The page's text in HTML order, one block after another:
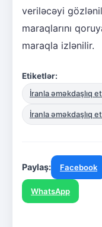
veriləcəyi
maraqlarını
maraqla izlənilir.
Etiketlər:
İranla əməkdaşlıq
İranla əməkdaşlıq
Paylaş: Facebook
WhatsApp